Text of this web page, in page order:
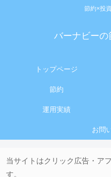
節約×投
バーナビー
トップページ
節約
運用実績
お問
当サイトはクリック広告・ア
す。